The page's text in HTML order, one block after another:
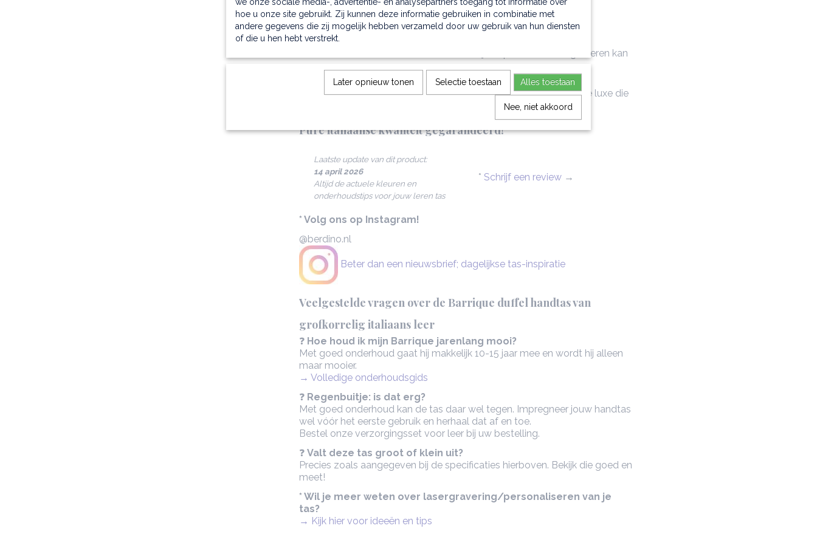
Luxe afwerking:goudkleurige hardware & metalen TL logo
Inclusief stofzak:voor veilige opslag & bescherming
Structuur:
beschermende metalen voetjes op de bodem & graveren kan
* Ontdek alle tassen voor dames →
Bestel nu deze dames duffeltas Barrique en geniet van compacte luxe die
Pure italiaanse kwaliteit gegarandeerd!
Laatste update van dit product:
14 april 2026
Altijd de actuele kleuren en
onderhoudstips voor jouw leren tas
* Schrijf een review →
* Volg ons op Instagram!
@berdino.nl
Beter dan een nieuwsbrief; dagelijkse tas-inspiratie
Veelgestelde vragen over de Barrique duffel handtas van
grofkorrelig italiaans leer
❓ Hoe houd ik mijn Barrique jarenlang mooi?
Met goed onderhoud gaat hij makkelijk 10-15 jaar mee en wordt hij alleen
maar mooier.
→ Volledige onderhoudsgids
❓ Regenbuitje: is dat erg?
Met goed onderhoud kan de tas daar wel tegen. Impregneer jouw handtas
wel vóór het eerste gebruik en herhaal dat af en toe.
Bestel onze verzorgingsset voor leer bij uw bestelling.
❓ Valt deze tas groot of klein uit?
Precies zoals aangegeven bij de specificaties hierboven. Bekijk die goed en
meet!
* Wil je meer weten over lasergravering/personaliseren van je
tas?
→ Kijk hier voor ideeën en tips
hoe u onze site gebruikt. Zij kunnen deze informatie gebruiken in combinatie met
andere gegevens die zij mogelijk hebben verzameld door uw gebruik van hun diensten
of die u hen hebt verstrekt.
Later opnieuw tonen Selectie toestaan Alles toestaan
Nee, niet akkoord